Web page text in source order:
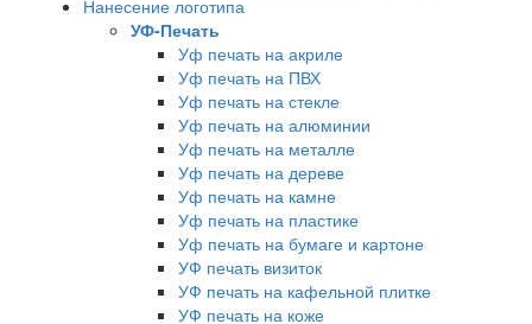
Нанесение логотипа
УФ-Печать
Уф печать на акриле
Уф печать на ПВХ
Уф печать на стекле
Уф печать на алюминии
Уф печать на металле
Уф печать на дереве
Уф печать на камне
Уф печать на пластике
Уф печать на бумаге и картоне
УФ печать визиток
УФ печать на кафельной плитке
УФ печать на коже